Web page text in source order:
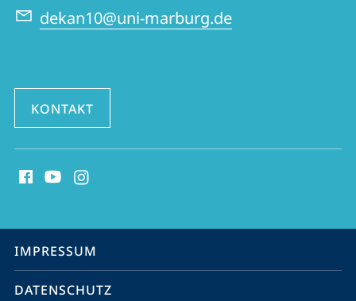
dekan10@uni-marburg.de
KONTAKT
Media
Service-
Navigation
IMPRESSUM
DATENSCHUTZ